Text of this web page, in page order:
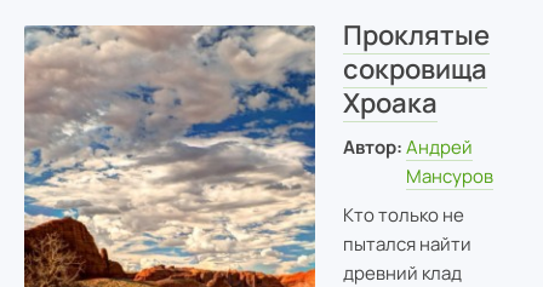
Проклятые
сокровища
Хроака
Автор: Андрей
Мансуров
Кто только не
пытался найти
древний клад